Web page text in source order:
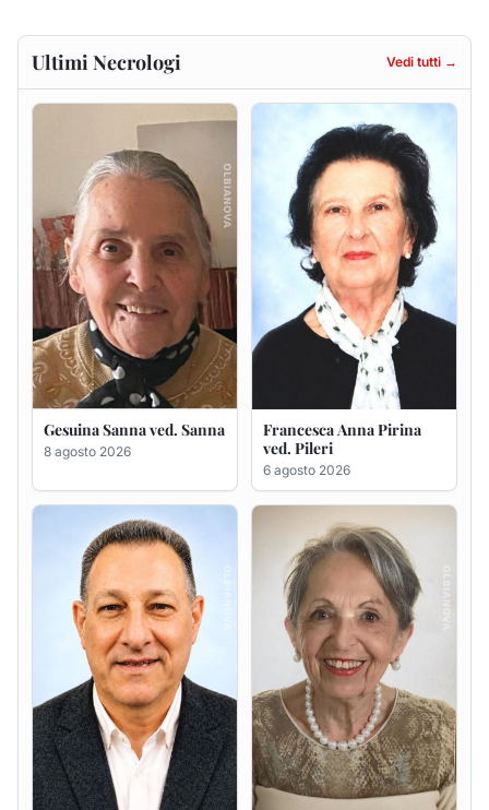
Gesuina Sanna ved. Sanna
Francesca Anna Pirina
ved. Pileri
6 agosto 2026
Massimo Ricciu
6 agosto 2026
Maria Teresa Floris ved.
6 agosto 2026